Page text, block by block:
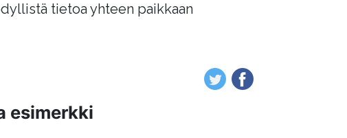
tietoa yhteen paikkaan
esimerkki